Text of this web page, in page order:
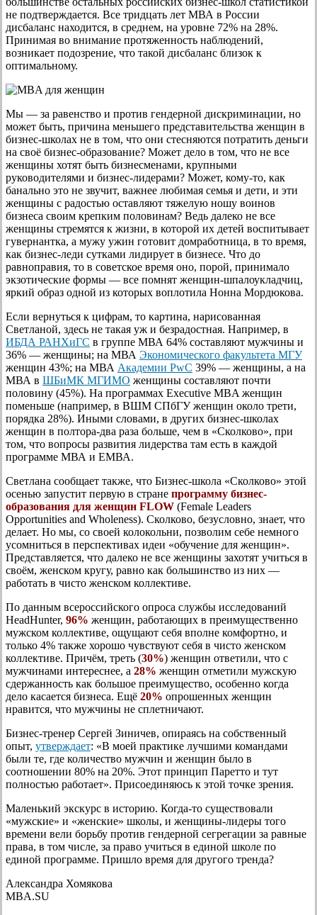
не подтверждается. Все тридцать лет МВА в России
дисбаланс находится, в среднем, на уровне 72% на 28%.
Принимая во внимание протяженность наблюдений,
возникает подозрение, что такой дисбаланс близок к
оптимальному.
Мы — за равенство и против гендерной дискриминации, но
может быть, причина меньшего представительства женщин в
бизнес-школах не в том, что они стесняются потратить деньги
на своё бизнес-образование? Может дело в том, что не все
женщины хотят быть бизнесменами, крупными
руководителями и бизнес-лидерами? Может, кому-то, как
банально это не звучит, важнее любимая семья и дети, и эти
женщины с радостью оставляют тяжелую ношу воинов
бизнеса своим крепким половинам? Ведь далеко не все
женщины стремятся к жизни, в которой их детей воспитывает
гувернантка, а мужу ужин готовит домработница, в то время,
как бизнес-леди сутками лидирует в бизнесе. Что до
равноправия, то в советское время оно, порой, принимало
экзотические формы — все помнят женщин-шпалоукладчиц,
яркий образ одной из которых воплотила Нонна Мордюкова.
Если вернуться к цифрам, то картина, нарисованная
Светланой, здесь не такая уж и безрадостная. Например, в
ИБДА РАНХиГС в группе МВА 64% составляют мужчины и
36% — женщины; на МВА Экономического факультета МГУ
женщин 43%; на МВА Академии PwC 39% — женщины, а на
МВА в ШБиМК МГИМО женщины составляют почти
половину (45%). На программах Exеcutive MBA женщин
поменьше (например, в ВШМ СПбГУ женщин около трети,
порядка 28%). Иными словами, в других бизнес-школах
женщин в полтора-два раза больше, чем в «Сколково», при
том, что вопросы развития лидерства там есть в каждой
программе МВА и ЕМВА.
Светлана сообщает также, что Бизнес-школа «Сколково» этой
осенью запустит первую в стране программу бизнес-
образования для женщин FLOW (Female Leaders
Opportunities and Wholeness). Сколково, безусловно, знает, что
делает. Но мы, со своей колокольни, позволим себе немного
усомниться в перспективах идеи «обучение для женщин».
Представляется, что далеко не все женщины захотят учиться в
своём, женском кругу, равно как большинство из них —
работать в чисто женском коллективе.
По данным всероссийского опроса службы исследований
HeadHunter, 96% женщин, работающих в преимущественно
мужском коллективе, ощущают себя вполне комфортно, и
только 4% также хорошо чувствуют себя в чисто женском
коллективе. Причём, треть (30%) женщин ответили, что с
мужчинами интереснее, а 28% женщин отметили мужскую
сдержанность как большое преимущество, особенно когда
дело касается бизнеса. Ещё 20% опрошенных женщин
нравится, что мужчины не сплетничают.
Бизнес-тренер Сергей Зиничев, опираясь на собственный
опыт, утверждает: «В моей практике лучшими командами
были те, где количество мужчин и женщин было в
соотношении 80% на 20%. Этот принцип Паретто и тут
полностью работает». Присоединяюсь к этой точке зрения.
Маленький экскурс в историю. Когда-то существовали
«мужские» и «женские» школы, и женщины-лидеры того
времени вели борьбу против гендерной сегрегации за равные
права, в том числе, за право учиться в единой школе по
единой программе. Пришло время для другого тренда?
Александра Хомякова
MBA.SU